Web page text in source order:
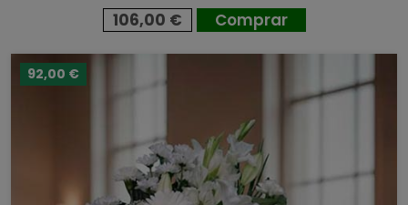
106,00 € Comprar
92,00 €